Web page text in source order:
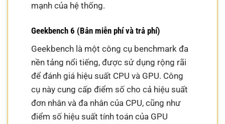
mạnh của hệ thống.
Geekbench 6 (Bản miễn phí và trả phí)
Geekbench là một công cụ benchmark đa
nền tảng nổi tiếng, được sử dụng rộng rãi
để đánh giá hiệu suất CPU và GPU. Công
cụ này cung cấp điểm số cho cả hiệu suất
đơn nhân và đa nhân của CPU, cũng như
điểm số hiệu suất tính toán của GPU